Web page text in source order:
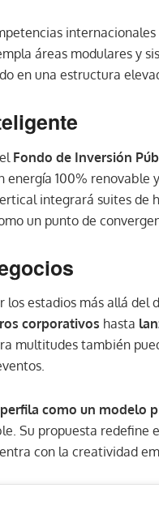
áreas modulares y
en una estructura
Fondo de Inversión
energía 100%
integrará suites de
un punto de
los estadios más allá
corporativos hasta
multitudes también
perfila como un modelo
Su propuesta redefine
con la creatividad